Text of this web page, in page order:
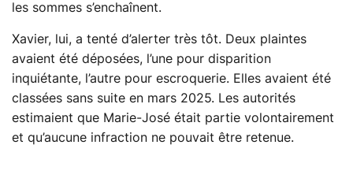
les sommes s’enchaînent.
Xavier, lui, a tenté d’alerter très tôt. Deux plaintes
avaient été déposées, l’une pour disparition
inquiétante, l’autre pour escroquerie. Elles avaient été
classées sans suite en mars 2025. Les autorités
estimaient que Marie-José était partie volontairement
et qu’aucune infraction ne pouvait être retenue.